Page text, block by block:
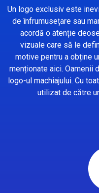
Un logo exclusiv este
de înfrumusețare sau
acordă o atenție
vizuale care să le
motive pentru a obține
menționate aici. Oamenii
logo-ul machiajului. Cu
utilizat de către